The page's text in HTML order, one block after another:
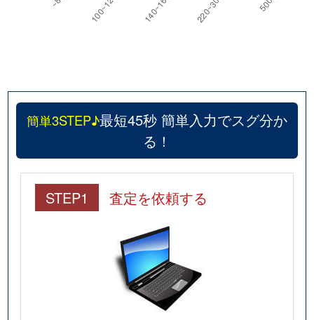
簡単3STEP♪最短45秒 簡単入力でスグ分か
る！
STEP1 査定を依頼する